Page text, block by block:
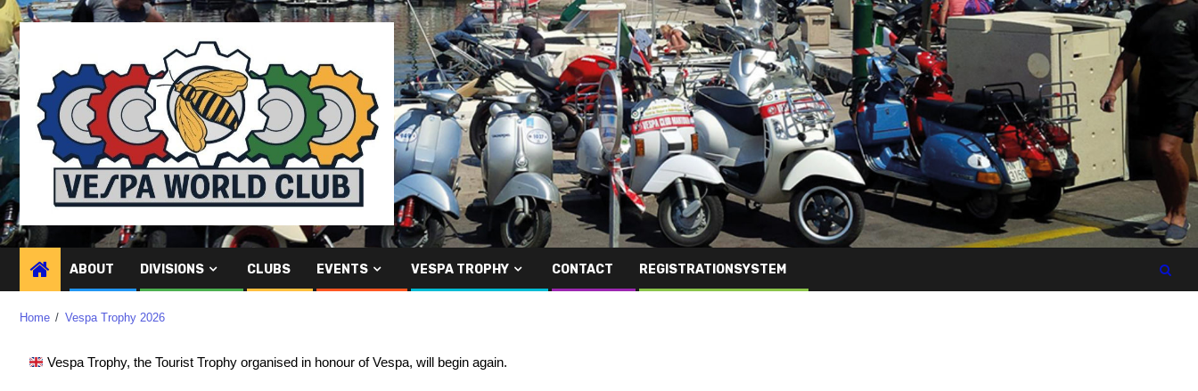
ABOUT DIVISIONS CLUBS EVENTS VESPA TROPHY CONTACT REGISTRATIONSYSTEM
Home Vespa Trophy 2026
Vespa Trophy, the Tourist Trophy organised in honour of Vespa, will begin again.